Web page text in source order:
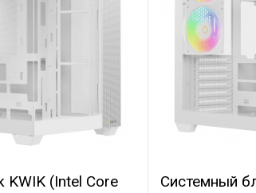
KWIK (Intel Core
Системный